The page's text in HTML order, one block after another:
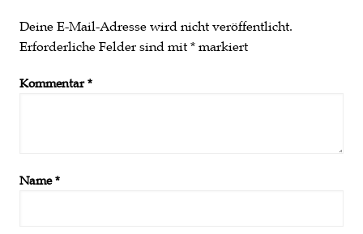
Deine E-Mail-Adresse wird nicht veröffentlicht.
Erforderliche Felder sind mit *markiert
Kommentar*
Name*